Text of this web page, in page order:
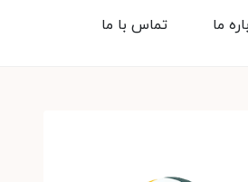
تماس با ما ما